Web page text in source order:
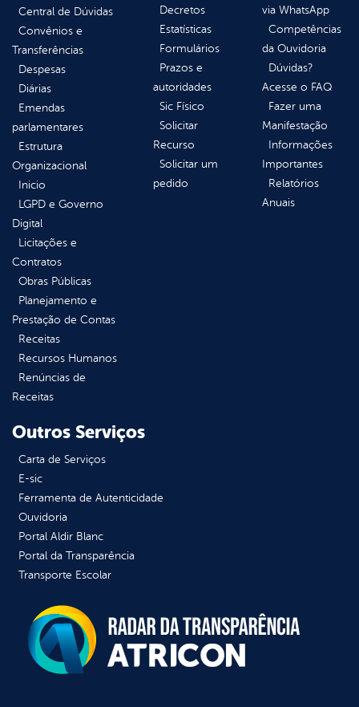
Central de Dúvidas
Convênios e
Transferências
Despesas
Diárias
Emendas
parlamentares
Estrutura
Organizacional
Inicio
LGPD e Governo
Digital
Licitações e
Contratos
Obras Públicas
Planejamento e
Prestação de Contas
Receitas
Recursos Humanos
Renúncias de
Receitas
Decretos
Estatísticas
Formulários
Prazos e
autoridades
Sic Físico
Solicitar
Recurso
Solicitar um
pedido
via WhatsApp
Competências
da Ouvidoria
Dúvidas?
Acesse o FAQ
Fazer uma
Manifestação
Informações
Importantes
Relatórios
Anuais
Outros Serviços
Carta de Serviços
E-sic
Ferramenta de Autenticidade
Ouvidoria
Portal Aldir Blanc
Portal da Transparência
Transporte Escolar